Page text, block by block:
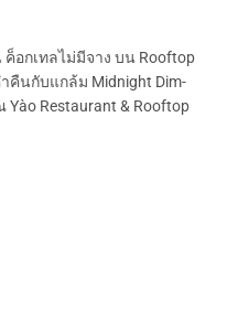
อกเทลไม่มีจาง บน Rooftop
คืนกับแกล้ม Midnight Dim-
Restaurant & Rooftop